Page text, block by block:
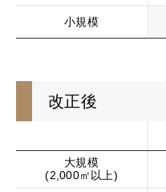
小規模
改正後
大規模
(2,000㎡以上)